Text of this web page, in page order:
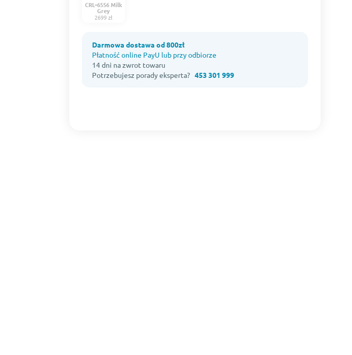
CRL-6556 Milk
Grey
2699 zł
Darmowa dostawa od 800zł
Płatność online PayU lub przy odbiorze
14 dni na zwrot towaru
Potrzebujesz porady eksperta?453 301 999